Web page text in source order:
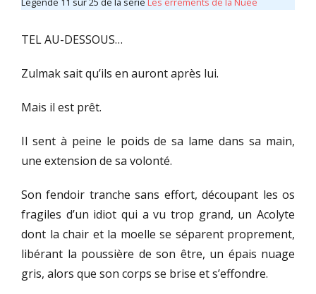
TEL AU-DESSOUS…
Zulmak sait qu’ils en auront après lui.
Mais il est prêt.
Il sent à peine le poids de sa lame dans sa main,
une extension de sa volonté.
Son fendoir tranche sans effort, découpant les os
fragiles d’un idiot qui a vu trop grand, un Acolyte
dont la chair et la moelle se séparent proprement,
libérant la poussière de son être, un épais nuage
gris, alors que son corps se brise et s’effondre.